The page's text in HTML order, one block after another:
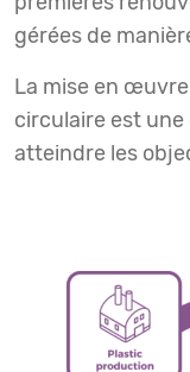
gérées de
La mise en
circulaire est
atteindre les